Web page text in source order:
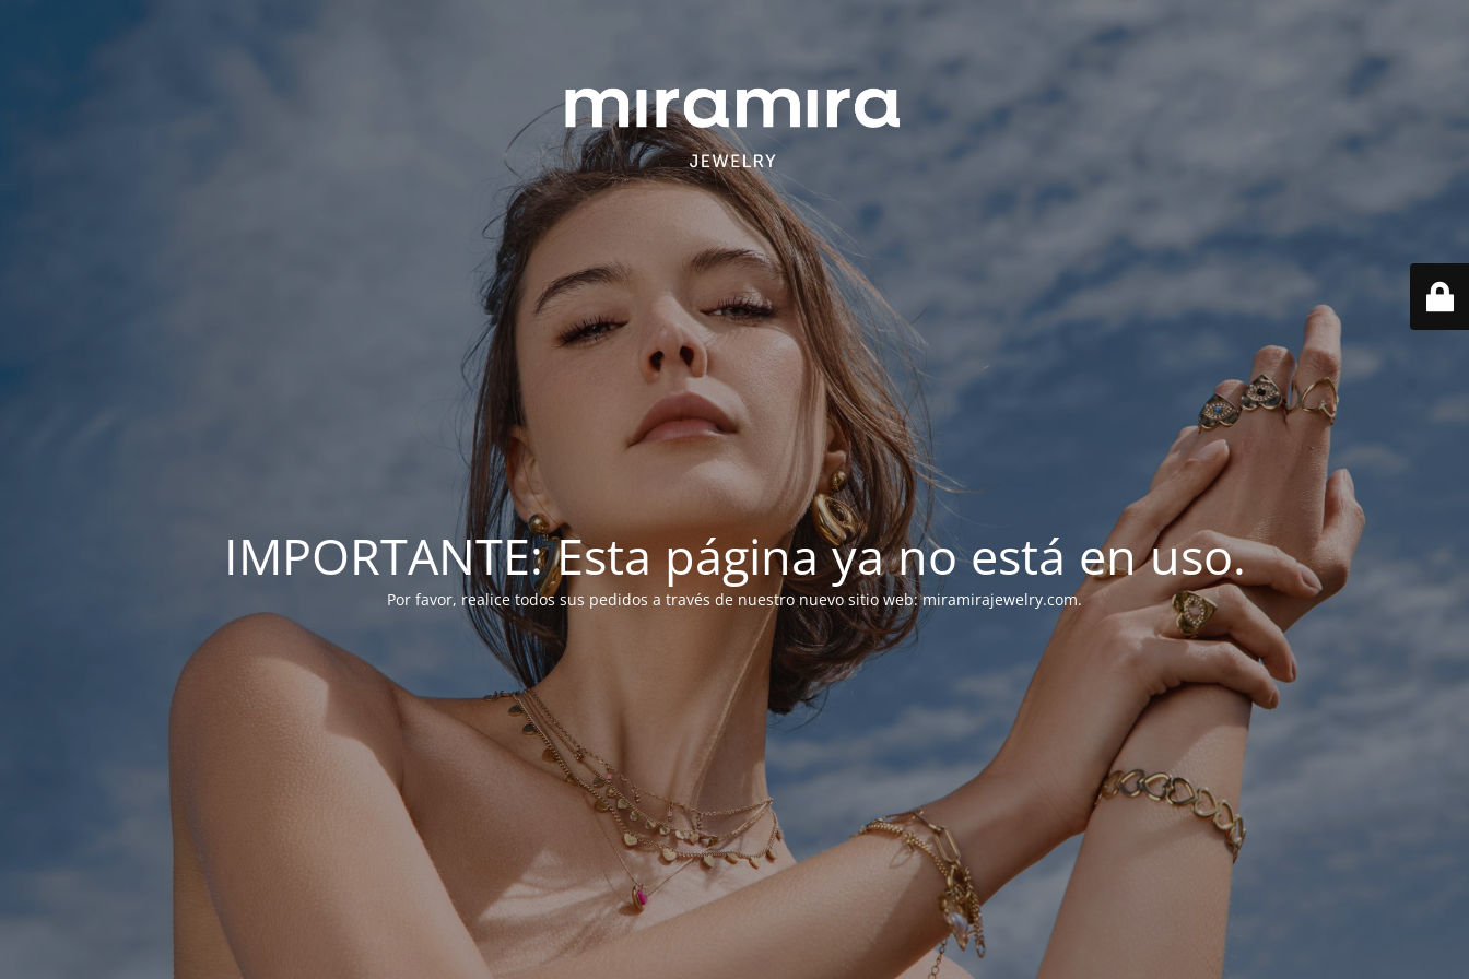
IMPORTANTE: Esta página ya no está en uso.
Por favor, realice todos sus pedidos a través de nuestro nuevo sitio web: miramirajewelry.com.